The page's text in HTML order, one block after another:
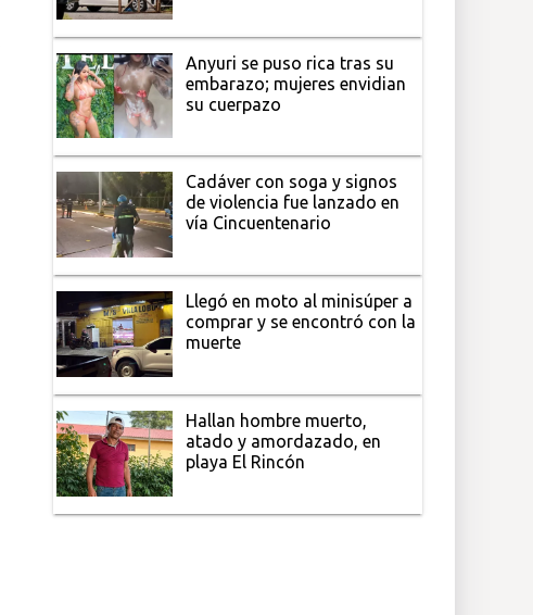
Anyuri se puso rica tras su
embarazo; mujeres envidian
su cuerpazo
Cadáver con soga y signos
de violencia fue lanzado en
vía Cincuentenario
Llegó en moto al minisúper a
comprar y se encontró con la
muerte
Hallan hombre muerto,
atado y amordazado, en
playa El Rincón